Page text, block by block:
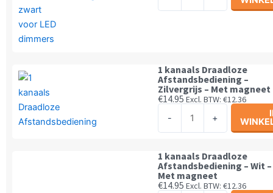
1 kanaals Draadloze
Afstandsbediening –
Zilvergrijs – Met magneet
€14.95 Excl. BTW: €12.36
-
Afstandsbediening
-
Zilvergrijs
+
1 kanaals Draadloze
Afstandsbediening – Wit –
Met magneet
€14.95 Excl. BTW: €12.36